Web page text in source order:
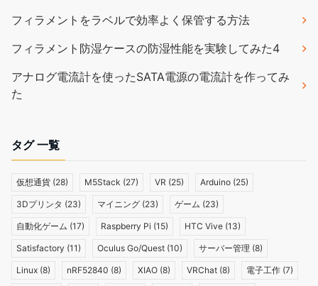
フィラメントをラベルで効率よく保管する方法
フィラメント防湿ケースの防湿性能を実験してみた4
アナログ電流計を使ったSATA電源の電流計を作ってみ
た
タグ 一覧
仮想通貨 (28) M5Stack (27) VR (25) Arduino (25)
3Dプリンタ (23) マイニング (23) ゲーム (23)
自動化ゲーム (17) Raspberry Pi (15) HTC Vive (13)
Satisfactory (11) Oculus Go/Quest (10) サーバー管理 (8)
Linux (8) nRF52840 (8) XIAO (8) VRChat (8) 電子工作 (7)